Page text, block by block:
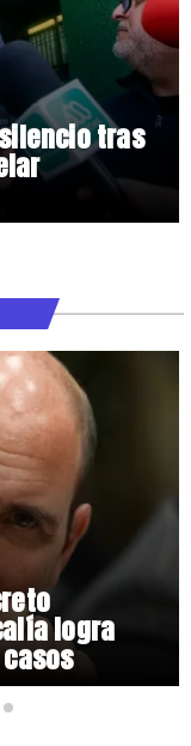
tras
logra